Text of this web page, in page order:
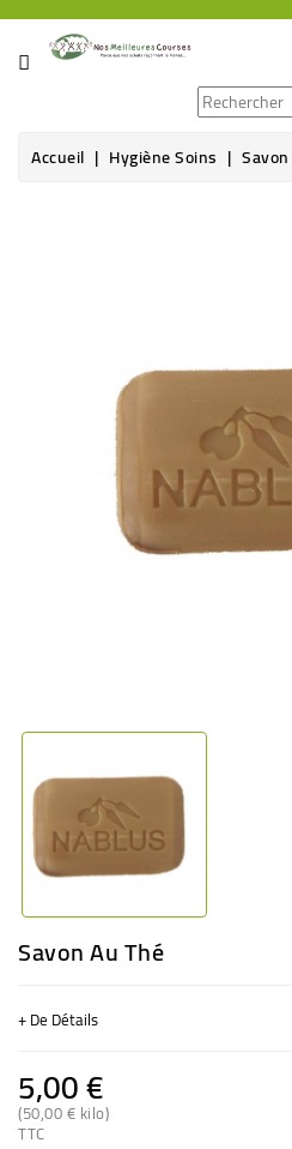
CATÉGORIE
ÉPICERIE
Accueil Hygiène Soins
Savon Au Thé
+ De Détails
5,00 €
(50,00 € kilo)
TTC